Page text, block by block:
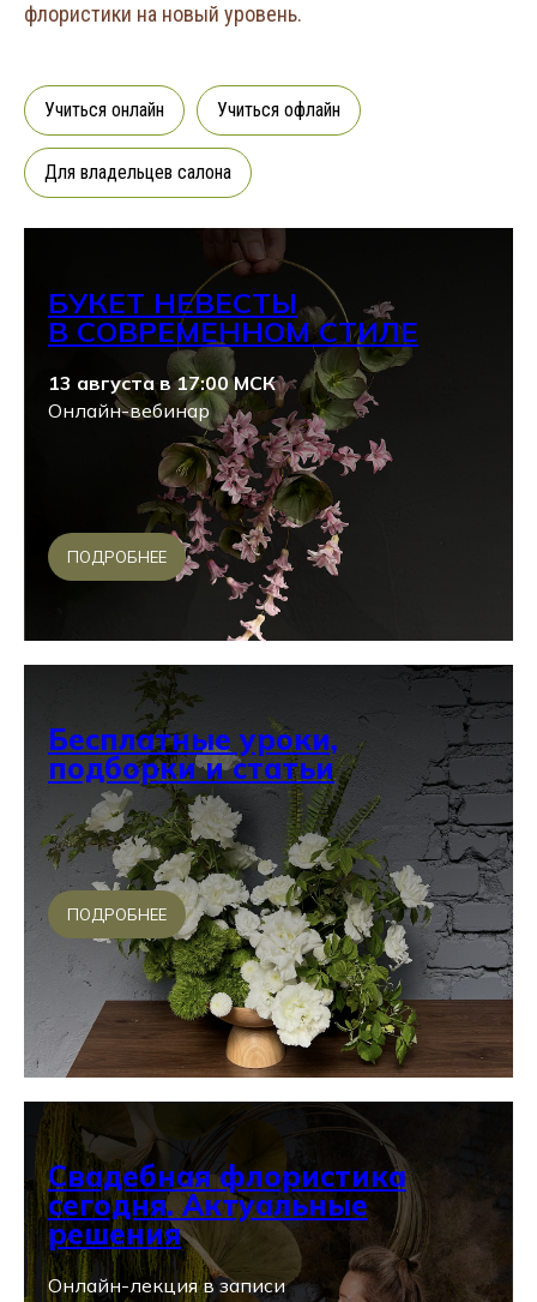
флористики на новый уровень.
Учиться онлайн Учиться офлайн
Для владельцев салона
БУКЕТ НЕВЕСТЫ
В СОВРЕМЕННОМ СТИЛЕ
13 августа в 17:00 МСК
Онлайн-вебинар
ПОДРОБНЕЕ
Бесплатные уроки,
подборки и статьи
ПОДРОБНЕЕ
Свадебная флористика
сегодня. Актуальные
решения
Онлайн-лекция в записи